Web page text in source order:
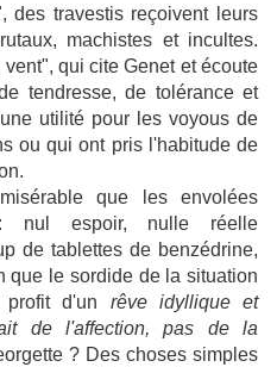
des travestis reçoivent leurs
machistes et incultes.
qui cite Genet et écoute
tendresse, de tolérance et
utilité pour les voyous de
ou qui ont pris l'habitude de
que les envolées
nul espoir, nulle réelle
de tablettes de benzédrine,
que le sordide de la situation
profit d'un rêve idyllique et
de l'affection, pas de la
? Des choses simples